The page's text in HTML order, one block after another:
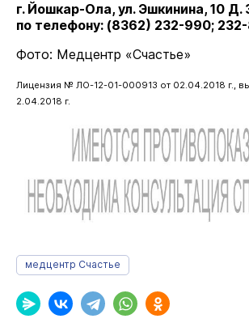
г. Йошкар-Ола, ул. Эшкинина, 10 Д.
по телефону: (8362) 232-990;
Фото: Медцентр «Счастье»
Лицензия № ЛО-12-01-000913 от 02.04.2018 г.,
2.04.2018 г.
медцентр Счастье